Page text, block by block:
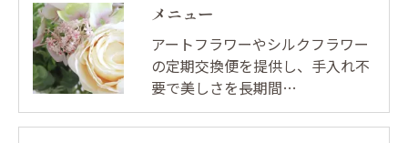
メニュー
アートフラワーやシルクフラワー
の定期交換便を提供し、手入れ不
要で美しさを長期間…